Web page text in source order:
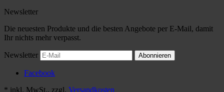
Newsletter
Die neuesten Produkte und die besten Angebote per E-Mail, damit
Ihr nichts mehr verpasst.
Newsletter Abonnieren
Facebook
* inkl. MwSt., zzgl. Versandkosten